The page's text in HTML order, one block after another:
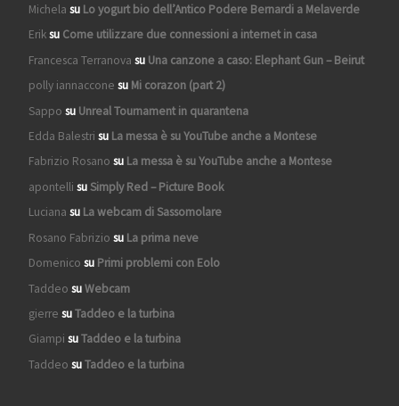
Michela su Lo yogurt bio dell’Antico Podere Bernardi a Melaverde
Eriksu Come utilizzare due connessioni a internet in casa
Francesca Terranova su Una canzone a caso: Elephant Gun – Beirut
polly iannaccone su Mi corazon (part 2)
Sappo su Unreal Tournament in quarantena
Edda Balestri su La messa è su YouTube anche a Montese
Fabrizio Rosano su La messa è su YouTube anche a Montese
apontelli suSimply Red – Picture Book
Luciana su La webcam di Sassomolare
Rosano Fabrizio su La prima neve
Domenico su Primi problemi con Eolo
Taddeo suWebcam
gierre suTaddeo e la turbina
Giampi suTaddeo e la turbina
Taddeo suTaddeo e la turbina